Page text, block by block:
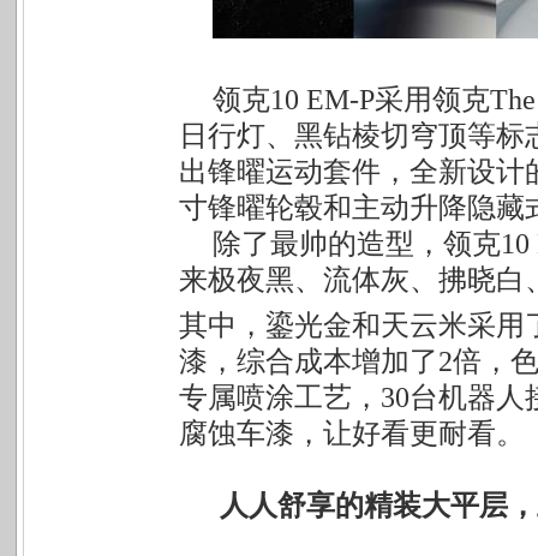
领克10 EM-P采用领克
日行灯、黑钻棱切穹顶等
出锋曜运动套件，全新设
寸锋曜轮毂和主动升降隐
除了最帅的造型，领克
来极夜黑、流体灰、拂晓
其中，鎏光金和天云米采
漆，综合成本增加了2倍，
专属喷涂工艺，30台机器
腐蚀车漆，让好看更耐看。
人人舒享的精装大平层